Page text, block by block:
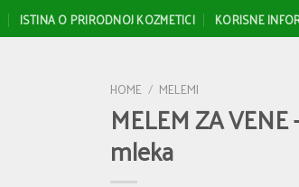
ISTINA O PRIRODNOJ KOZMETICI KORISNE
HOME / MELEMI
MELEM ZA
mleka